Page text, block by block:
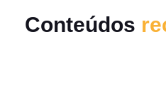
Conteúdos